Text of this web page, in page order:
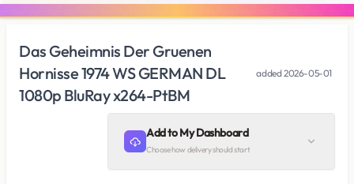
Das Geheimnis Der Gruenen
Hornisse 1974 WS GERMAN DL
1080p BluRay x264-PtBM
added2026-05-01
Add to My Dashboard
Choose how delivery should start